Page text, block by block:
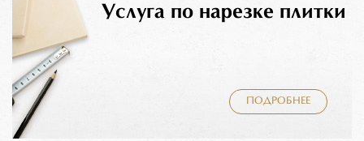
Услуга по нарезке плитки
ПОДРОБНЕЕ